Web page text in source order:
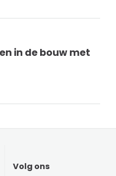
in de bouw met
Volg ons